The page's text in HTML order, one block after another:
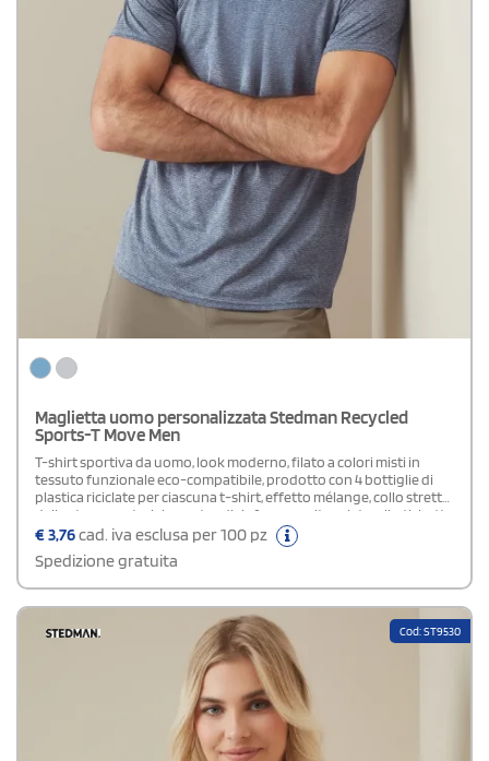
Maglietta uomo personalizzata Stedman Recycled
Sports-T Move Men
T-shirt sportiva da uomo, look moderno, filato a colori misti in
tessuto funzionale eco-compatibile, prodotto con 4 bottiglie di
plastica riciclate per ciascuna t-shirt, effetto mélange, collo stretto
dello stesso materiale, nastro di rinforzo, cuciture laterali, etichetta
della taglia intessuta nel colletto, etichetta di manutenzione a
strappo nella cucitura laterale, lavabile a 40°C. (50%
riciclato)Disponibile modello Donna
€3,76cad. iva esclusa per 100 pz
Spedizione gratuita
Cod: ST9530